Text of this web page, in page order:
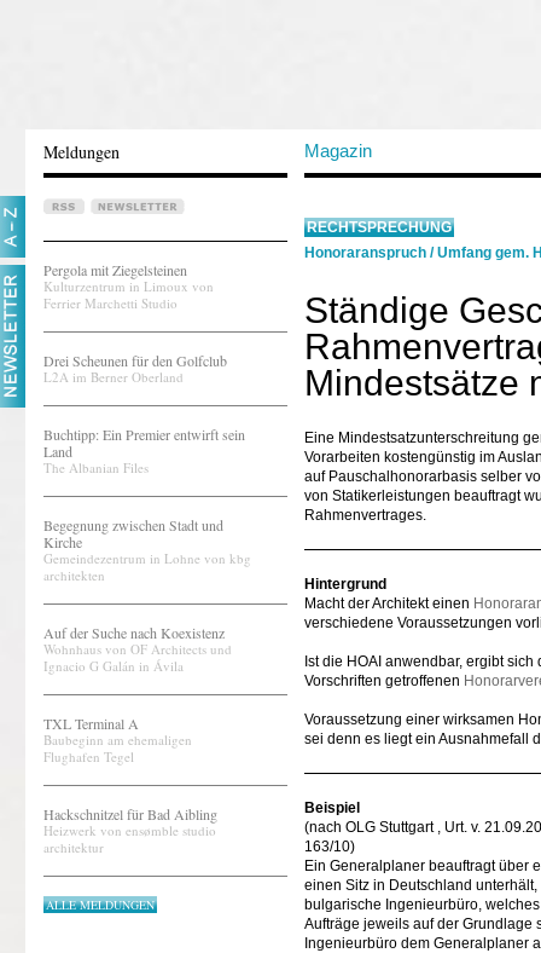
Meldungen Magazin
Pergola mit Ziegelsteinen
Kulturzentrum in Limoux von
Ferrier Marchetti Studio
Drei Scheunen für den Golfclub
L2A im Berner Oberland
Buchtipp: Ein Premier entwirft sein
Land
The Albanian Files
Begegnung zwischen Stadt und
Kirche
Gemeindezentrum in Lohne von kbg
architekten
Auf der Suche nach Koexistenz
Wohnhaus von OF Architects und
Ignacio G Galán in Ávila
TXL Terminal A
Baubeginn am ehemaligen
Flughafen Tegel
Hackschnitzel für Bad Aibling
Heizwerk von ensømble studio
architektur
ALLE MELDUNGEN
RECHTSPRECHUNG
Honoraranspruch /Umfang gem.
Ständige
Mindestsätze
Eine Mindestsatzunterschreitung
Vorarbeiten kostengünstig im
auf Pauschalhonorarbasis selber
von Statikerleistungen beauftragt
Rahmenvertrages.
Hintergrund
Macht der Architekt einen
verschiedene Voraussetzungen
Ist die HOAI anwendbar, ergibt
Vorschriften getroffenen
Voraussetzung einer wirksamen
sei denn es liegt ein Ausnahmefall
Beispiel
(nach OLG Stuttgart , Urt. v.
163/10)
Ein Generalplaner beauftragt über
einen Sitz in Deutschland
bulgarische Ingenieurbüro,
Aufträge jeweils auf der Grundlage
Ingenieurbüro dem Generalplaner